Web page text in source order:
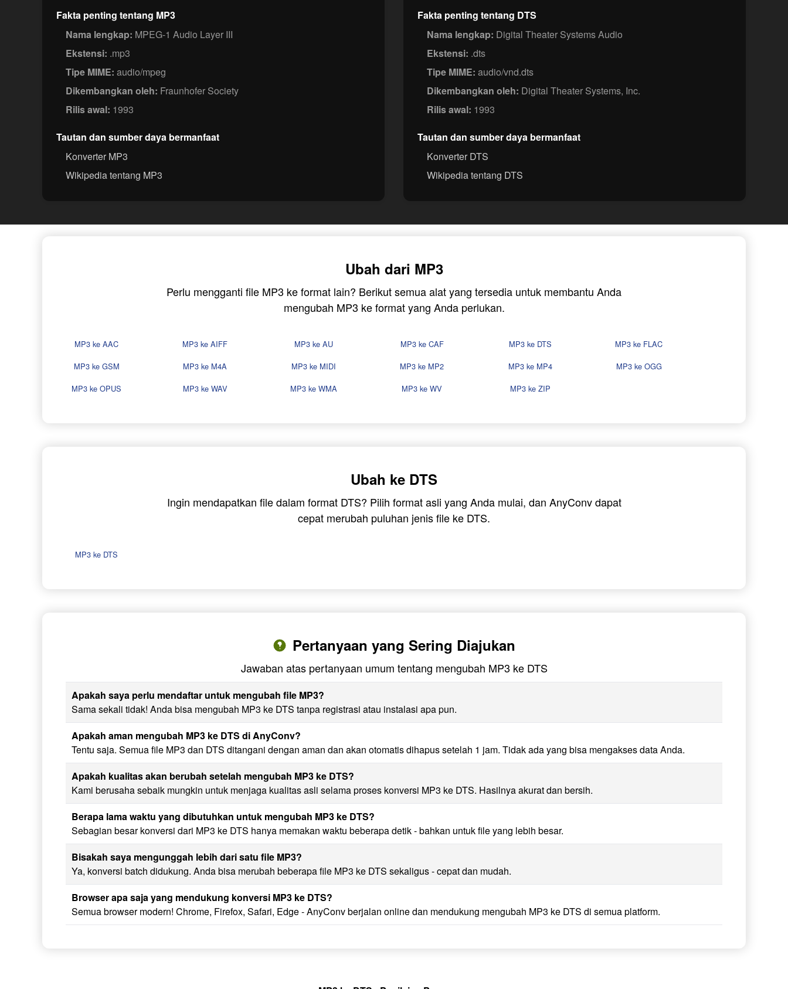
Fakta penting tentang MP3
Nama lengkap: MPEG-1 Audio Layer III
Ekstensi: .mp3
Tipe MIME: audio/mpeg
Dikembangkan oleh: Fraunhofer Society
Rilis awal: 1993
Tautan dan sumber daya bermanfaat
Konverter MP3
Wikipedia tentang MP3
Fakta penting tentang DTS
Nama lengkap: Digital Theater Systems Audio
Ekstensi: .dts
Tipe MIME: audio/vnd.dts
Dikembangkan oleh: Digital Theater Systems, Inc.
Rilis awal: 1993
Tautan dan sumber daya bermanfaat
Konverter DTS
Wikipedia tentang DTS
Ubah dari MP3
Perlu mengganti file MP3 ke format lain? Berikut semua alat yang tersedia untuk membantu Anda
mengubah MP3 ke format yang Anda perlukan.
MP3 ke AAC MP3 ke AIFF MP3 ke AU MP3 ke CAF MP3 ke DTS
MP3 ke FLAC
MP3 ke GSM
MP3 ke M4A MP3 ke MIDI MP3 ke MP2 MP3 ke MP4
MP3 ke OGG
MP3 ke OPUS
MP3 ke WAV MP3 ke WMA MP3 ke WV MP3 ke ZIP
Ubah ke DTS
Ingin mendapatkan file dalam format DTS? Pilih format asli yang Anda mulai, dan AnyConv dapat
cepat merubah puluhan jenis file ke DTS.
MP3 ke DTS
Pertanyaan yang Sering Diajukan
Jawaban atas pertanyaan umum tentang mengubah MP3 ke DTS
Apakah saya perlu mendaftar untuk mengubah file MP3?
Sama sekali tidak! Anda bisa mengubah MP3 ke DTS tanpa registrasi atau instalasi apa pun.
Apakah aman mengubah MP3 ke DTS di AnyConv?
Tentu saja. Semua file MP3 dan DTS ditangani dengan aman dan akan otomatis dihapus setelah 1 jam. Tidak ada yang bisa mengakses data Anda.
Apakah kualitas akan berubah setelah mengubah MP3 ke DTS?
Kami berusaha sebaik mungkin untuk menjaga kualitas asli selama proses konversi MP3 ke DTS. Hasilnya akurat dan bersih.
Berapa lama waktu yang dibutuhkan untuk mengubah MP3 ke DTS?
Sebagian besar konversi dari MP3 ke DTS hanya memakan waktu beberapa detik - bahkan untuk file yang lebih besar.
Bisakah saya mengunggah lebih dari satu file MP3?
Ya, konversi batch didukung. Anda bisa merubah beberapa file MP3 ke DTS sekaligus - cepat dan mudah.
Browser apa saja yang mendukung konversi MP3 ke DTS?
Semua browser modern! Chrome, Firefox, Safari, Edge - AnyConv berjalan online dan mendukung mengubah MP3 ke DTS di semua platform.